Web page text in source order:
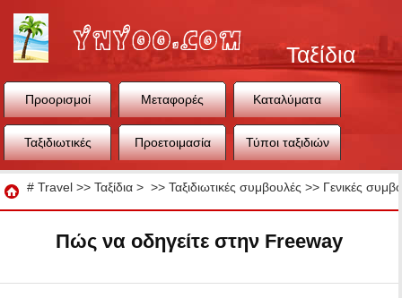
Ταξίδια
Προορισμοί Μεταφορές Καταλύματα
Ταξιδιωτικές Προετοιμασία Τύποι ταξιδιών
Ταξίδια
# Travel >> Ταξίδια > >> Ταξιδιωτικές συμβουλές >> Γενικές
Πώς να οδηγείτε στην Freeway